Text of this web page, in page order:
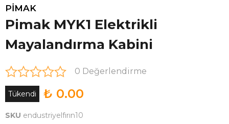
PİMAK
Pimak MYK1 Elektrikli
Mayalandırma Kabini
0 Değerlendirme
Tükendi ₺ 0.00
SKU endustriyelfırın10